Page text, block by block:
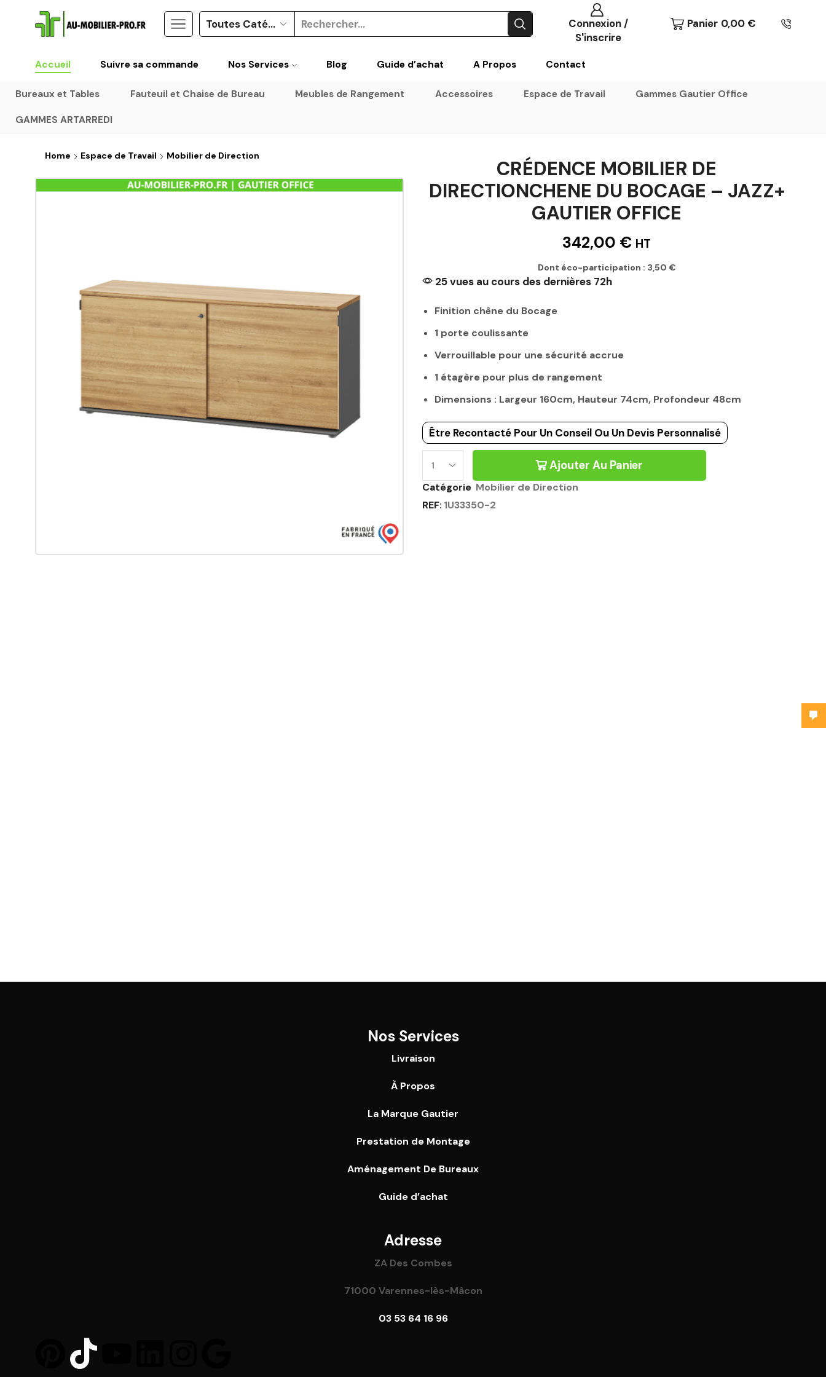
Connexion /
S'inscrire
Panier 0,00 €
Accueil Suivre sa commande Nos Services Blog Guide d’achat A Propos Contact
Bureaux et Tables Fauteuil et Chaise de Bureau Meubles de Rangement Accessoires Espace de Travail Gammes Gautier Office
GAMMES ARTARREDI
Home Espace de Travail Mobilier de Direction
CRÉDENCE MOBILIER DE
DIRECTIONCHENE DU BOCAGE – JAZZ+
GAUTIER OFFICE
342,00 € HT
Dont éco-participation : 3,50 €
25 vues au cours des dernières 72h
Finition chêne du Bocage
1 porte coulissante
Verrouillable pour une sécurité accrue
1 étagère pour plus de rangement
Dimensions : Largeur 160cm, Hauteur 74cm, Profondeur 48cm
Être Recontacté Pour Un Conseil Ou Un Devis Personnalisé
Ajouter Au Panier
Catégorie Mobilier de Direction
REF: 1U33350-2
Nos Services
Livraison
À Propos
La Marque Gautier
Prestation de Montage
Aménagement De Bureaux
Guide d’achat
Adresse
ZA Des Combes
71000 Varennes-lès-Mâcon
03 53 64 16 96